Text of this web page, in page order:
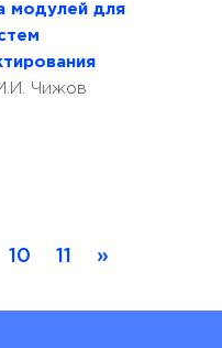
модулей для
Чижов
10 11 »